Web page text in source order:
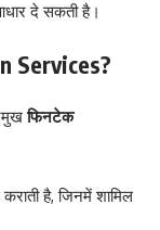
दे सकती है।
Services?
फिनटेक
है, जिनमें शामिल